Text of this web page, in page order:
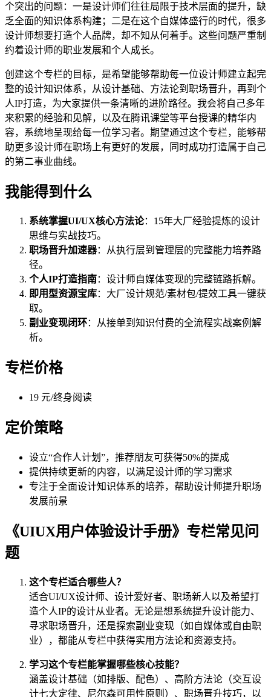
个突出的问题：一是设计师们往往局限于技术层面的提升，缺
乏全面的知识体系构建；二是在这个自媒体盛行的时代，很多
设计师想要打造个人品牌，却不知从何着手。这些问题严重制
约着设计师的职业发展和个人成长。
创建这个专栏的目标，是希望能够帮助每一位设计师建立起完
整的设计知识体系，从设计基础、方法论到职场晋升，再到个
人IP打造，为大家提供一条清晰的进阶路径。我会将自己多年
来积累的经验和见解，以及在腾讯课堂等平台授课的精华内
容，系统地呈现给每一位学习者。期望通过这个专栏，能够帮
助更多设计师在职场上有更好的发展，同时成功打造属于自己
的第二事业曲线。
我能得到什么
系统掌握UI/UX核心方法论：15年大厂经验提炼的设计
思维与实战技巧。
职场晋升加速器：从执行层到管理层的完整能力培养路
径。
个人IP打造指南：设计师自媒体变现的完整链路拆解。
即用型资源宝库：大厂设计规范/素材包/提效工具一键获
取。
副业变现闭环：从接单到知识付费的全流程实战案例解
析。
专栏价格
19 元/终身阅读
定价策略
设立“合作人计划”，推荐朋友可获得50%的提成
提供持续更新的内容，以满足设计师的学习需求
专注于全面设计知识体系的培养，帮助设计师提升职场
发展前景
《UIUX用户体验设计手册》专栏常见问
题
这个专栏适合哪些人？
适合UI/UX设计师、设计爱好者、职场新人以及希望打
造个人IP的设计从业者。无论是想系统提升设计能力、
寻求职场晋升，还是探索副业变现（如自媒体或自由职
业），都能从专栏中获得实用方法论和资源支持。
学习这个专栏能掌握哪些核心技能？
涵盖设计基础（如排版、配色）、高阶方法论（交互设
计七大定律、尼尔森可用性原则）、职场晋升技巧，以